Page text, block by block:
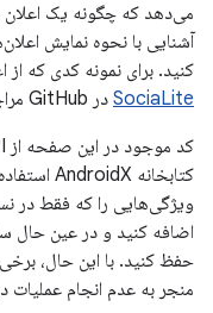
می‌دهد که چگونه یک اعلان
آشنایی با نحوه نمایش
کنید. برای نمونه کدی که از
SociaLite در GitHub مراجعه کنید.
کد موجود در این صفحه از APIهای
ویژگی‌هایی را که فقط در
حفظ کنید. با این حال،
منجر به عدم انجام